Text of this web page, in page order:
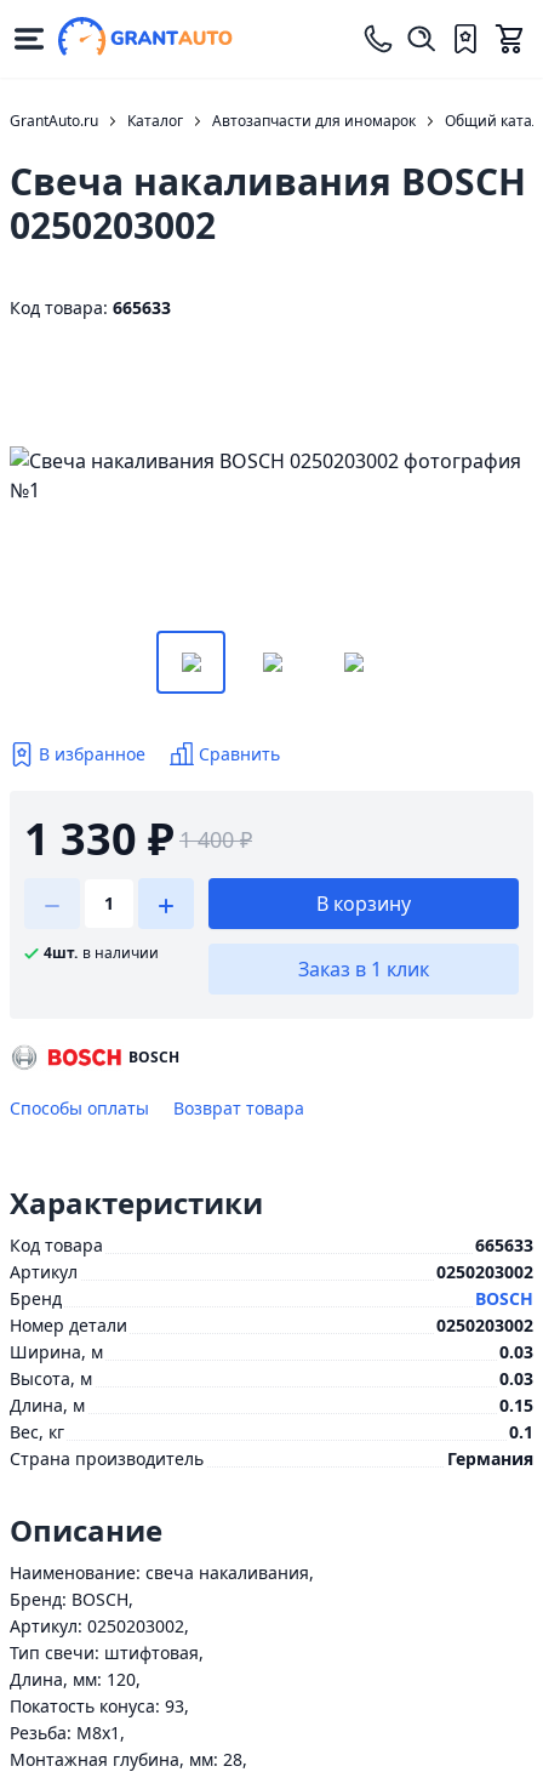
GrantAuto.ru Каталог Автозапчасти для иномарок Общий
Свеча накаливания BOSCH
0250203002
Код товара: 665633
В избранное Сравнить
1 330 ₽ 1 400 ₽
4шт. в наличии
В корзину
Заказ в 1 клик
BOSCH
Способы оплаты Возврат товара
Характеристики
Код товара
665633
Артикул
0250203002
Бренд
BOSCH
Номер детали
0250203002
Ширина, м
0.03
Высота, м
0.03
Длина, м
0.15
Вес, кг
0.1
Страна производитель
Германия
Описание
Наименование: свеча накаливания,
Бренд: BOSCH,
Артикул: 0250203002,
Тип свечи: штифтовая,
Длина, мм: 120,
Покатость конуса: 93,
Резьба: М8х1,
Монтажная глубина, мм: 28,